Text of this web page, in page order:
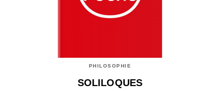
PHILOSOPHIE
SOLILOQUES